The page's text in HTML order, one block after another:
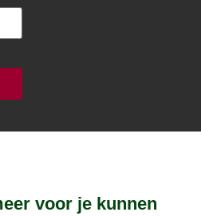
voor je kunnen